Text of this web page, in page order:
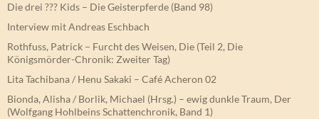
Die drei ??? Kids – Die Geisterpferde (Band 98)
Interview mit Andreas Eschbach
Rothfuss, Patrick – Furcht des Weisen, Die (Teil 2, Die
Königsmörder-Chronik: Zweiter Tag)
Lita Tachibana / Henu Sakaki – Café Acheron 02
Bionda, Alisha / Borlik, Michael (Hrsg.) – ewig dunkle Traum, Der
(Wolfgang Hohlbeins Schattenchronik, Band 1)